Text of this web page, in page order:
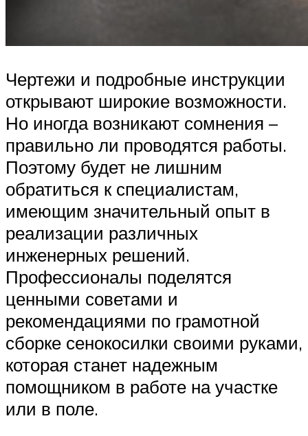
Чертежи и подробные инструкции
открывают широкие возможности.
Но иногда возникают сомнения –
правильно ли проводятся работы.
Поэтому будет не лишним
обратиться к специалистам,
имеющим значительный опыт в
реализации различных
инженерных решений.
Профессионалы поделятся
ценными советами и
рекомендациями по грамотной
сборке сенокосилки своими руками,
которая станет надежным
помощником в работе на участке
или в поле.